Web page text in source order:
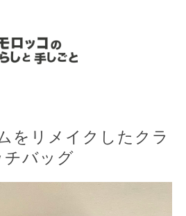
をリメイクしたクラ
チバッグ